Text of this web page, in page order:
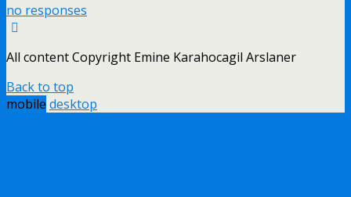
no responses
All content Copyright Emine Karahocagil Arslaner
Back to top
mobile desktop